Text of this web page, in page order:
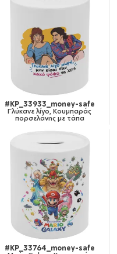
#KP_33933_money-safe
Γλύκανε λίγο, Κουμπαράς
πορσελάνης με τάπα
#KP_33764_money-safe